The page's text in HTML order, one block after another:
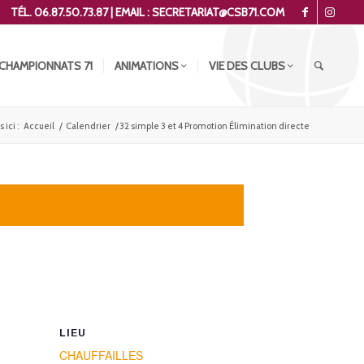
TÉL. 06.87.50.73.87 | EMAIL : SECRETARIAT@CSB71.COM
71 ANIMATIONS VIE DES CLUBS
ici : Accueil / Calendrier /32 simple 3 et 4 Promotion Élimination directe
LIEU
CHAUFFAILLES